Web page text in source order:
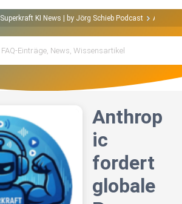
Superkraft KI News | by Jörg Schieb Podcast
Anthrop
ic
fordert
globale